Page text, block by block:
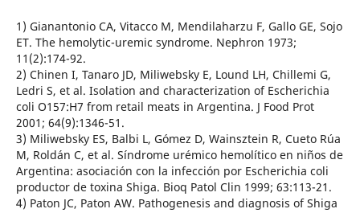
1) Gianantonio CA, Vitacco M, Mendilaharzu F, Gallo GE, Sojo
ET. The hemolytic-uremic syndrome. Nephron 1973;
11(2):174-92.
2) Chinen I, Tanaro JD, Miliwebsky E, Lound LH, Chillemi G,
Ledri S, et al. Isolation and characterization of Escherichia
coli O157:H7 from retail meats in Argentina. J Food Prot
2001; 64(9):1346-51.
3) Miliwebsky ES, Balbi L, Gómez D, Wainsztein R, Cueto Rúa
M, Roldán C, et al. Síndrome urémico hemolítico en niños de
Argentina: asociación con la infección por Escherichia coli
productor de toxina Shiga. Bioq Patol Clin 1999; 63:113-21.
4) Paton JC, Paton AW. Pathogenesis and diagnosis of Shiga